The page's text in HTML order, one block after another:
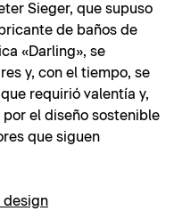
Sieger, que supuso
de baños de
«Darling», se
y, con el tiempo, se
requirió valentía y,
el diseño sostenible
que siguen
design